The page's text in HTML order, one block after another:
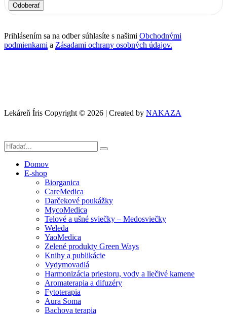
Odoberať
Prihlásením sa na odber súhlasíte s našimi Obchodnými
podmienkami a Zásadami ochrany osobných údajov.
Lekáreň Íris Copyright © 2026 | Created by NAKAZA
Domov
E-shop
Biorganica
CareMedica
Darčekové poukážky
MycoMedica
Telové a ušné sviečky – Medosviečky
Weleda
YaoMedica
Zelené produkty Green Ways
Knihy a publikácie
Vydymovadlá
Harmonizácia priestoru, vody a liečivé kamene
Aromaterapia a difuzéry
Fytoterapia
Aura Soma
Bachova terapia